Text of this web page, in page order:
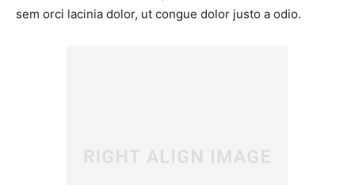
sem orci lacinia dolor, ut congue dolor justo a odio.